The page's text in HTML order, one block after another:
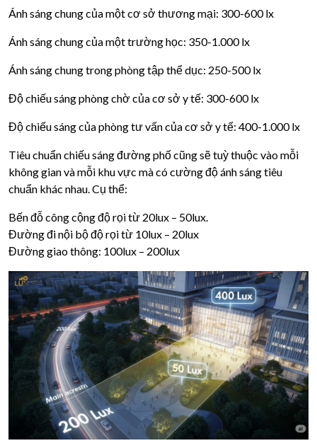
Ánh sáng chung của một cơ sở thương mại: 300-600 lx
Ánh sáng chung của một trường học: 350-1.000 lx
Ánh sáng chung trong phòng tập thể dục: 250-500 lx
Độ chiếu sáng phòng chờ của cơ sở y tế: 300-600 lx
Độ chiếu sáng của phòng tư vấn của cơ sở y tế: 400-1.000 lx
Tiêu chuẩn chiếu sáng đường phố cũng sẽ tuỳ thuộc vào mỗi
không gian và mỗi khu vực mà có cường độ ánh sáng tiêu
chuẩn khác nhau. Cụ thể:
Bến đỗ công cộng độ rọi từ 20lux – 50lux.
Đường đi nội bộ độ rọi từ 10lux – 20lux
Đường giao thông: 100lux – 200lux